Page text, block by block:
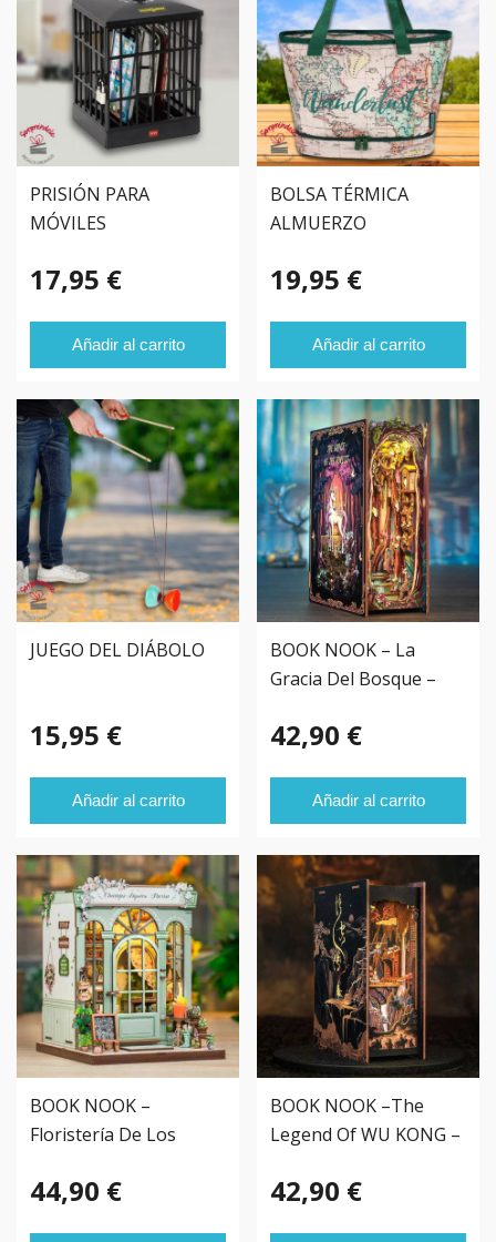
PRISIÓN PARA
MÓVILES
17,95 €
Añadir al carrito
BOLSA TÉRMICA
ALMUERZO
19,95 €
Añadir al carrito
JUEGO DEL DIÁBOLO
15,95 €
Añadir al carrito
BOOK NOOK – La
Gracia Del Bosque –
42,90 €
Añadir al carrito
BOOK NOOK –
Floristería De Los
44,90 €
BOOK NOOK –The
Legend Of WU KONG –
42,90 €